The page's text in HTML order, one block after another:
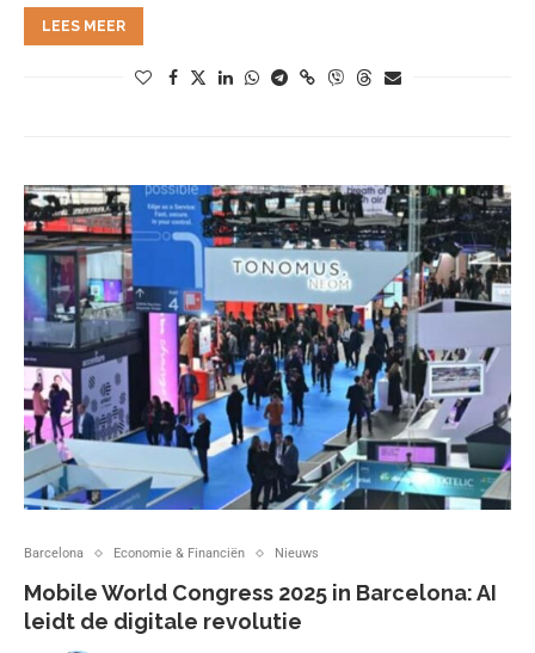
LEES MEER
Barcelona Economie & Financiën Nieuws
Mobile World Congress 2025 in Barcelona: AI
leidt de digitale revolutie